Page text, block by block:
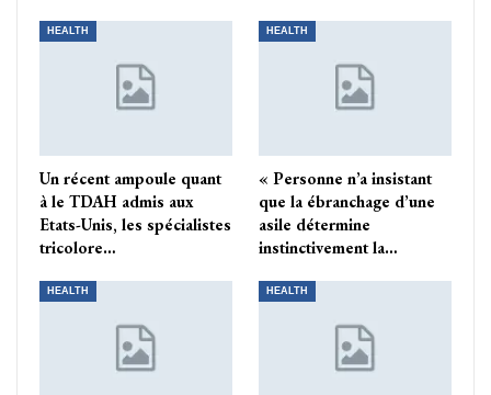
HEALTH
Un récent ampoule quant
à le TDAH admis aux
Etats-Unis, les spécialistes
tricolore…
HEALTH
« Personne n’a insistant
que la ébranchage d’une
asile détermine
instinctivement la…
HEALTH HEALTH